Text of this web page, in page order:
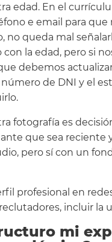
edad. En el
e email para
no queda mal
la edad, pero si
debemos
de DNI y el
fotografía es
que sea reciente
pero sí con un
profesional en
incluir la
mi